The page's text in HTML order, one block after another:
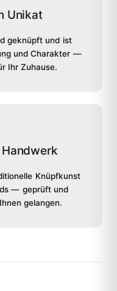
Unikat
geknüpft und ist
und Charakter —
Ihr Zuhause.
Knüpfkunst
— geprüft und
gelangen.